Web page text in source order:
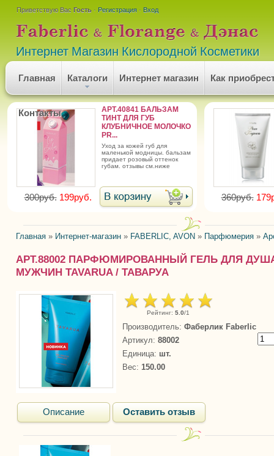
Приветствую Вас Гость · Регистрация · Вход
Интернет Магазин Кислородной Косметики
Главная Каталоги Интернет магазин Как
Контакты
АРТ.40841 БАЛЬЗАМ
ТИНТ ДЛЯ ГУБ
КЛУБНИЧНОЕ МОЛОЧКО
PR...
уход за кожей губ для
маленькой модницы. бальзам
придает розовый оттенок
губам. отзывы см.ниже
300руб. 199руб. 360руб.
Главная » Интернет-магазин » FABERLIC, AVON » Парфюмерия »
АРТ.88002 ПАРФЮМИРОВАННЫЙ ГЕЛЬ ДЛЯ
МУЖЧИН TAVARUA / ТАВАРУА
Рейтинг: 5.0/1
Производитель: Фаберлик Faberlic
Артикул: 88002
Единица: шт.
Вес: 150.00
Описание Оставить отзыв